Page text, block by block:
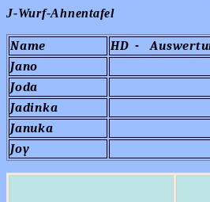
J-Wurf-Ahnentafel
Name HD -
Jano
Joda
Jadinka
Januka
Joy